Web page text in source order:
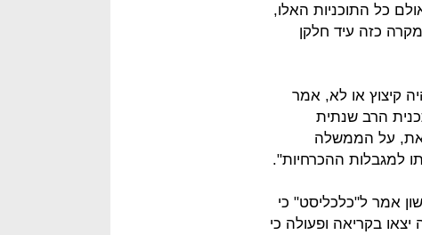
כל התוכניות האלו,
כזה עיד חלקן
קיצוץ או לא, אמר
הרב שנתית
על הממשלה
למגבלות ההכרחיות".
אמר ל"כלכליסט" כי
בקריאה ופעולה כי